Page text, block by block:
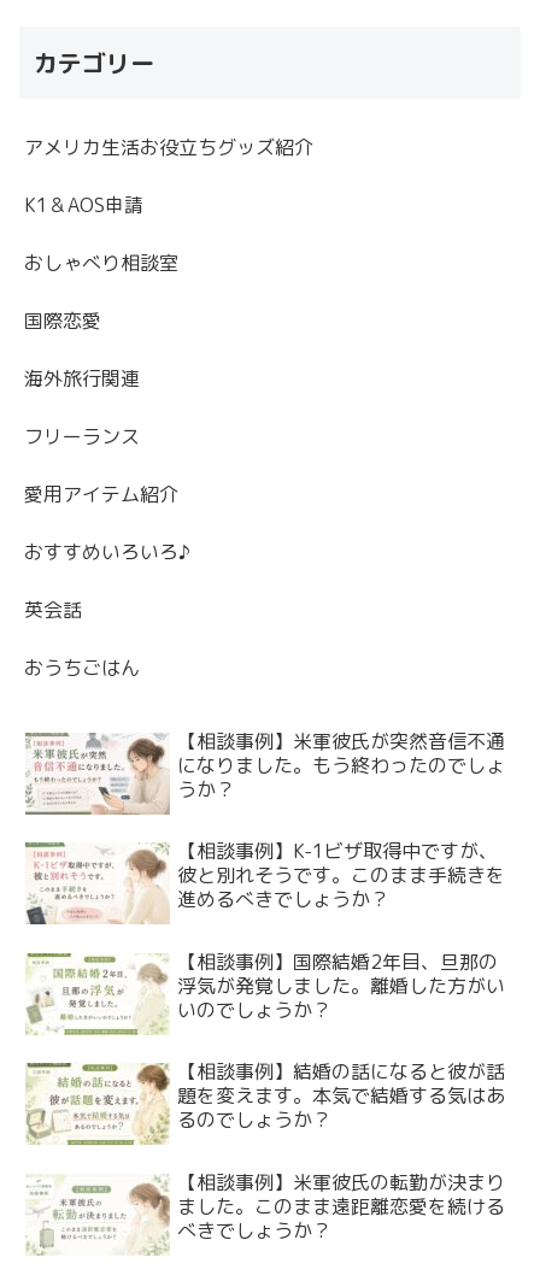
カテゴリー
アメリカ生活お役立ちグッズ紹介
K1＆AOS申請
おしゃべり相談室
国際恋愛
海外旅行関連
フリーランス
愛用アイテム紹介
おすすめいろいろ♪
英会話
おうちごはん
【相談事例】米軍彼氏が突然音信不通
になりました。もう終わったのでしょ
うか？
【相談事例】K-1ビザ取得中ですが、
彼と別れそうです。このまま手続きを
進めるべきでしょうか？
【相談事例】国際結婚2年目、旦那の
浮気が発覚しました。離婚した方がい
いのでしょうか？
【相談事例】結婚の話になると彼が話
題を変えます。本気で結婚する気はあ
るのでしょうか？
【相談事例】米軍彼氏の転勤が決まり
ました。このまま遠距離恋愛を続ける
べきでしょうか？